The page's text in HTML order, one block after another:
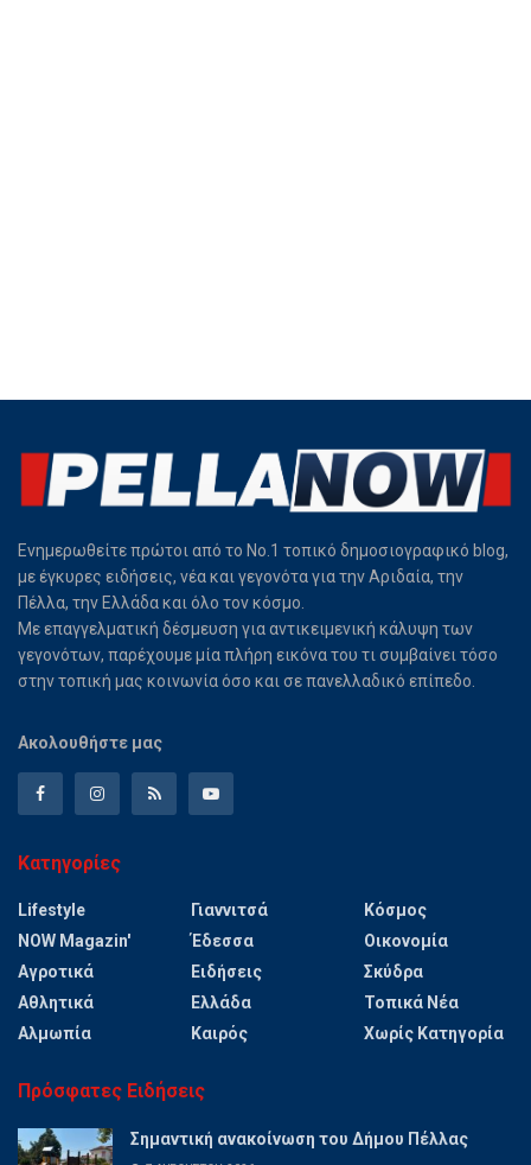
Ενημερωθείτε πρώτοι από το Νο.1 τοπικό δημοσιογραφικό blog,
με έγκυρες ειδήσεις, νέα και γεγονότα για την Αριδαία, την
Πέλλα, την Ελλάδα και όλο τον κόσμο.
Με επαγγελματική δέσμευση για αντικειμενική κάλυψη των
γεγονότων, παρέχουμε μία πλήρη εικόνα του τι συμβαίνει τόσο
στην τοπική μας κοινωνία όσο και σε πανελλαδικό επίπεδο.
Ακολουθήστε μας
Κατηγορίες
Lifestyle
NOW Magazin'
Αγροτικά
Αθλητικά
Αλμωπία
Γιαννιτσά
Έδεσσα
Ειδήσεις
Ελλάδα
Καιρός
Κόσμος
Οικονομία
Σκύδρα
Τοπικά Νέα
Χωρίς Κατηγορία
Πρόσφατες Ειδήσεις
Σημαντική ανακοίνωση του Δήμου Πέλλας